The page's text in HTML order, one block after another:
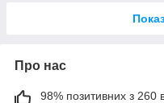
Про нас
98% позитивних з 260